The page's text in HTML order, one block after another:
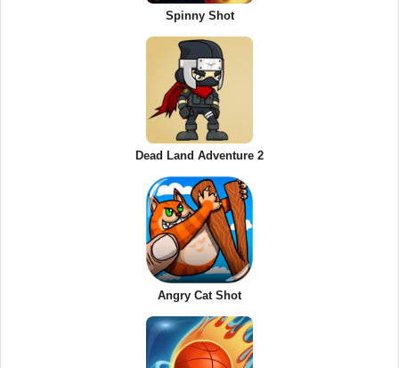
Spinny Shot
Dead Land Adventure 2
Angry Cat Shot